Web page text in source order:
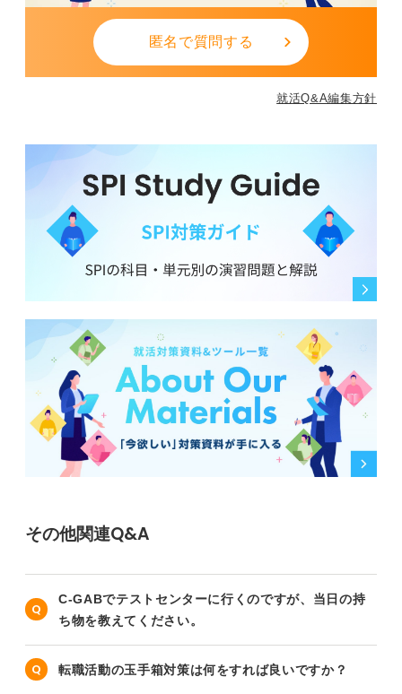
均何秒かかっているかを測定し、目標タイムを設定して
ください。
勉強法としては、市販の玉手箱対策問題集を解答解説を
か」、「別解はないか？」を意識しながら取り組むこと
解説に書かれている手順を自分なりに再構築し、似たパ
ターンの問題を10題以上繰り返し練習することで、自然
と解法パターンが身につきます。
最後に、直前期には苦手分野だけ短時間で集中攻略する
のが効果的です。
図表問題であれば過去問から読み取り部分だけを抜き出
大きく向上します。
以上のポイントを意識して継続的に演習すれば、玉手箱
の非言語問題にも自信を持って臨めるようになります。
匿名で質問する
就活Q&A編集方針
その他関連Q&A
C-GABでテストセンターに行くのですが、当日の持
ち物を教えてください。
転職活動の玉手箱対策は何をすれば良いですか？